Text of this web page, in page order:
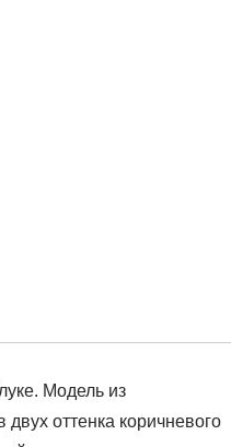
Модель из
оттенка коричневого